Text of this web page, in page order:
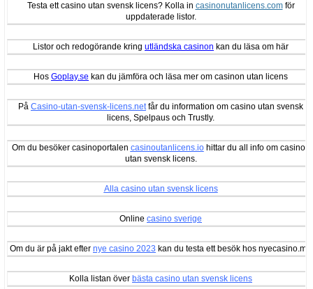
Testa ett casino utan svensk licens? Kolla in casinonutanlicens.comför
uppdaterade listor.
Listor och redogörande kring utländska casinon kan du läsa om här
Hos Goplay.se kan du jämföra och läsa mer om casinon utan licens
På Casino-utan-svensk-licens.netfår du information om casino utan svensk
licens, Spelpaus och Trustly.
Om du besöker casinoportalen casinoutanlicens.iohittar du all info om casinon
utan svensk licens.
Alla casino utan svensk licens
Online casino sverige
Om du är på jakt efter nye casino 2023 kan du testa ett besök hos nyecasino.me
Kolla listan över bästa casino utan svensk licens